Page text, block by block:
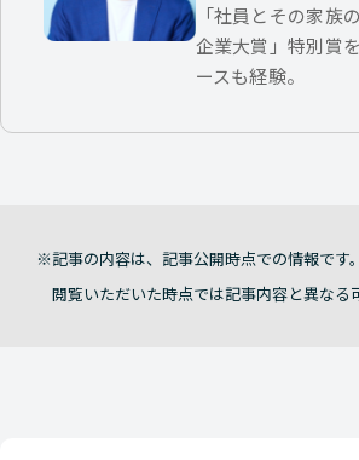
「社員とその家族
企業大賞」特別賞
ースも経験。
記事の内容は、記事公開時点での情報です。
閲覧いただいた時点では記事内容と異なる